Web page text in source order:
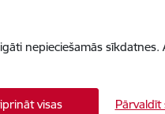
nepieciešamās
visas Pārvaldīt